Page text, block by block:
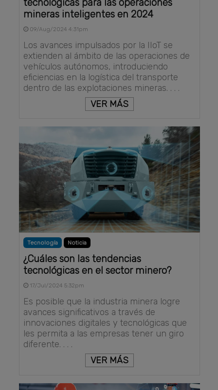
mineras inteligentes en 2024
09/Aug/2024 4:31pm
Los avances impulsados por la IIoT se
extienden al ámbito de las operaciones de
vehículos autónomos, introduciendo
eficiencias en la logística del transporte
dentro de las explotaciones mineras. . . .
VER MÁS
Tecnología Noticia
¿Cuáles son las tendencias
tecnológicas en el sector minero?
17/Jul/2024 5:32pm
Es posible que la industria minera logre
avances significativos a través de
innovaciones digitales y tecnológicas que
les permita a las empresas tener un giro
diferente. . . .
VER MÁS